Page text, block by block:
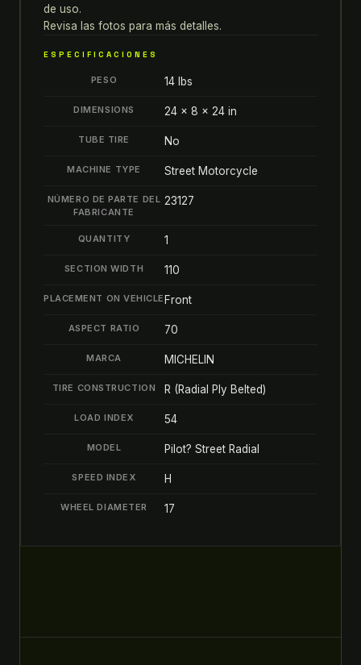
110/70R17
54H
de uso.
Revisa las fotos para más detalles.
ESPECIFICACIONES
PESO 14 lbs
DIMENSIONS 24 × 8 × 24 in
TUBE TIRE No
MACHINE TYPE Street Motorcycle
NÚMERO DE PARTE DEL
FABRICANTE
23127
QUANTITY 1
SECTION WIDTH 110
PLACEMENT ON VEHICLE Front
ASPECT RATIO 70
MARCA MICHELIN
TIRE CONSTRUCTION R (Radial Ply Belted)
LOAD INDEX 54
MODEL Pilot? Street Radial
SPEED INDEX H
WHEEL DIAMETER 17